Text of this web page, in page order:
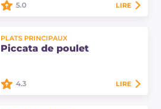
morue et olives sont un plat
principal crémeux d'automne,
5.0 LIRE
PLATS PRINCIPAUX
Piccata de poulet
4.3 LIRE